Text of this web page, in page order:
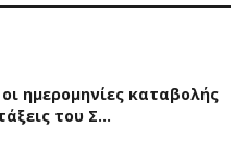
οι ημερομηνίες καταβολής
του Σ…